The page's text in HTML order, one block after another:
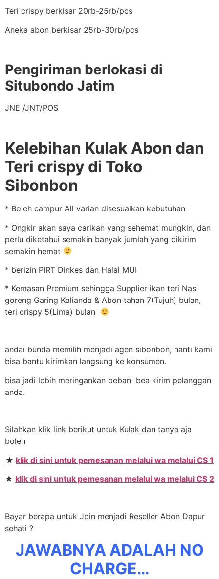
Teri crispy berkisar 20rb-25rb/pcs
Aneka abon berkisar 25rb-30rb/pcs
Pengiriman berlokasi di
Situbondo Jatim
JNE /JNT/POS
Kelebihan Kulak Abon dan
Teri crispy di Toko
Sibonbon
* Boleh campur All varian disesuaikan kebutuhan
* Ongkir akan saya carikan yang sehemat mungkin, dan
perlu diketahui semakin banyak jumlah yang dikirim
semakin hemat
* berizin PIRT Dinkes dan Halal MUI
* Kemasan Premium sehingga Supplier ikan teri Nasi
goreng Garing Kalianda & Abon tahan 7(Tujuh) bulan,
teri crispy 5(Lima) bulan
andai bunda memilih menjadi agen sibonbon, nanti kami
bisa bantu kirimkan langsung ke konsumen.
bisa jadi lebih meringankan beban bea kirim pelanggan
anda.
Silahkan klik link berikut untuk Kulak dan tanya aja
boleh
★ klik di sini untuk pemesanan melalui wa melalui CS 1
★ klik di sini untuk pemesanan melalui wa melalui CS 2
Bayar berapa untuk Join menjadi Reseller Abon Dapur
sehati ?
JAWABNYA ADALAH NO
CHARGE…